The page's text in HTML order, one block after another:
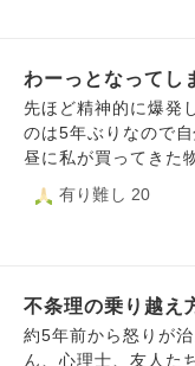
もそんな奴とつるも
願いします。
切られてしまう位な
物に執着してしまい
を考えればただただ
謝しています。 でも
掻いてみても、不幸
はない… こん
わーっとなってし
先ほど精神的に爆発
のは5年ぶりなので自分
昼に私が買ってきた
母が本来食べたかっ
まいました。ちょっ
んイライラした口調
ラした口調で返され
した。食べようとし
有り難し 20
不条理の乗り越え
約5年前から怒りが治まりません。
ん、心理士、友人た